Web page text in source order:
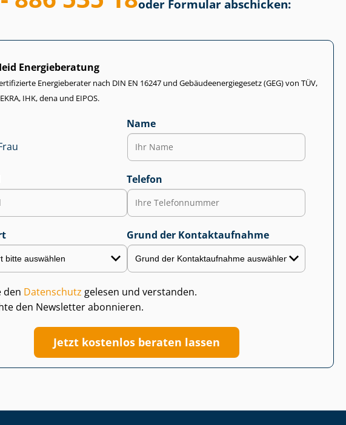
oder Formular abschicken:
Energieberatung
Energieberater nach DIN EN 16247 und Ge­bäu­de­en­er­gie­ge­setz (GEG) von TÜV,
IHK, dena und EIPOS.
Name
Telefon
Grund der Kontaktaufnahme
den Datenschutz gelesen und verstanden.
den Newsletter abonnieren.
Jetzt kostenlos beraten lassen